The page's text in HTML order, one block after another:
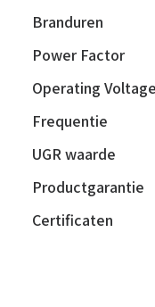
Branduren
Power Factor
Operating Voltage
Frequentie
UGR waarde
Productgarantie
Certificaten